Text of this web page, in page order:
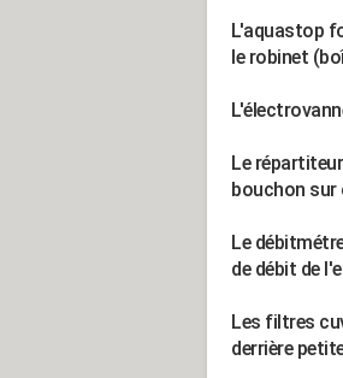
L'aquastop
le robinet
Le
bouchon sur
Le
de débit de
Les filtres
derrière